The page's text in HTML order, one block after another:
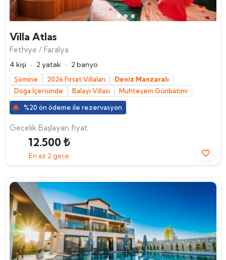
Villa Atlas
Fethiye / Faralya
4 kişi · 2 yatak · 2 banyo
Şömine 2026 Fırsat Villaları
Deniz Manzaralı
Doğa İçerisinde
Balayı Villası Muhteşem Günbatımı
%20 ön ödeme ile rezervasyon
Gecelik Başlayan fiyat
12.500 ₺
En az 2 gece